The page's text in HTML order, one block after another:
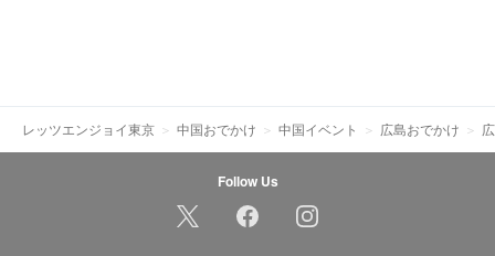
レッツエンジョイ東京 中国おでかけ 中国イベント 広島おでかけ
Follow Us